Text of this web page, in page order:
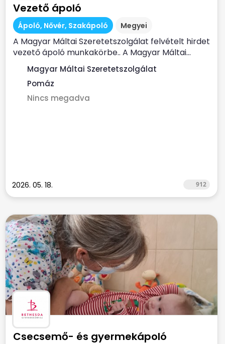
Vezető ápoló
Ápoló, Nővér, Szakápoló Megyei
A Magyar Máltai Szeretetszolgálat felvételt hirdet
vezető ápoló munkakörbe.. A Magyar Máltai...
Magyar Máltai Szeretetszolgálat
Pomáz
Nincs megadva
2026. 05. 18. 912
Csecsemő- és gyermekápoló